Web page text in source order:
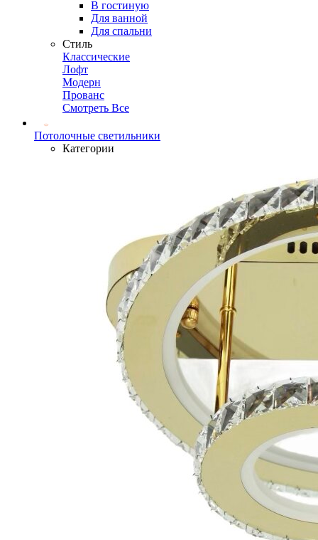
В гостиную
Для ванной
Для спальни
Стиль
Классические
Лофт
Модерн
Прованс
Смотреть Все
Потолочные светильники
Категории